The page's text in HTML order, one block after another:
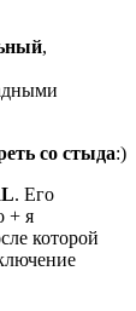
,
со стыда:)
. Его
+ я
которой